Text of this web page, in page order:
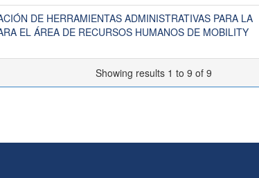
DE HERRAMIENTAS ADMINISTRATIVAS PARA LA
EL ÁREA DE RECURSOS HUMANOS DE MOBILITY
Showing results 1 to 9 of 9